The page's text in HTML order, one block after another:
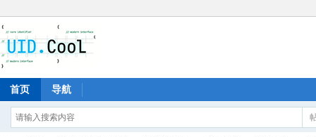
首页 导航